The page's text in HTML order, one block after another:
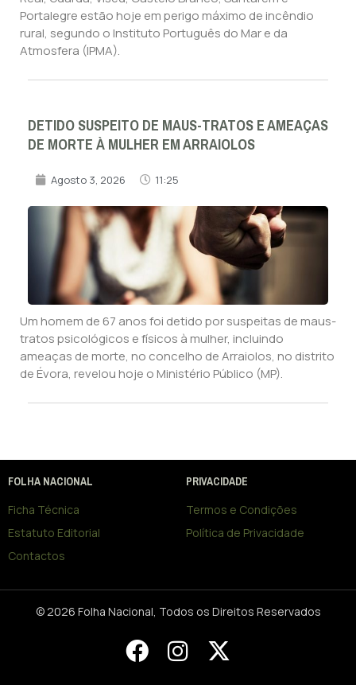
Portalegre estão hoje em perigo máximo de incêndio
rural, segundo o Instituto Português do Mar e da
Atmosfera (IPMA).
DETIDO SUSPEITO DE MAUS-TRATOS E AMEAÇAS
DE MORTE À MULHER EM ARRAIOLOS
Agosto 3, 2026 11:25
Um homem de 67 anos foi detido por suspeitas de maus-
tratos psicológicos e físicos à mulher, incluindo
ameaças de morte, no concelho de Arraiolos, no distrito
de Évora, revelou hoje o Ministério Público (MP).
FOLHA NACIONAL
Ficha Técnica
Estatuto Editorial
Contactos
PRIVACIDADE
Termos e Condições
Política de Privacidade
© 2026 Folha Nacional, Todos os Direitos Reservados